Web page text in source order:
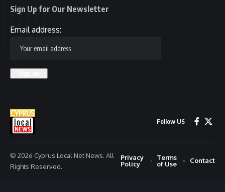
Sign Up for Our Newsletter
Email address:
Follow US
© 2026 Cyprus Local Net News. All
Rights Reserved.
Privacy
Policy
Terms
of Use
Contact